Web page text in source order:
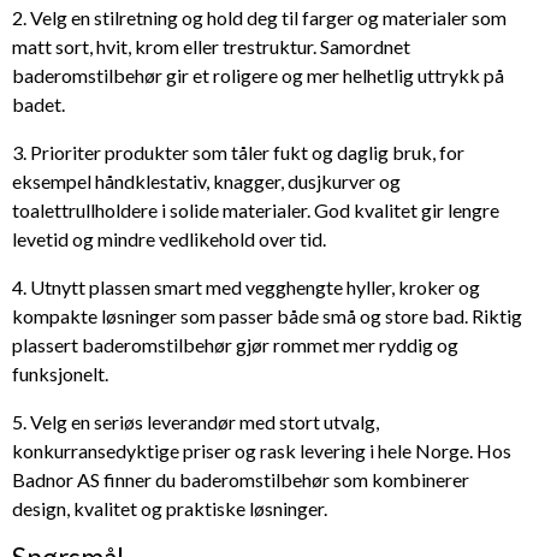
2. Velg en stilretning og hold deg til farger og materialer som
matt sort, hvit, krom eller trestruktur. Samordnet
baderomstilbehør gir et roligere og mer helhetlig uttrykk på
badet.
3. Prioriter produkter som tåler fukt og daglig bruk, for
eksempel håndklestativ, knagger, dusjkurver og
toalettrullholdere i solide materialer. God kvalitet gir lengre
levetid og mindre vedlikehold over tid.
4. Utnytt plassen smart med vegghengte hyller, kroker og
kompakte løsninger som passer både små og store bad. Riktig
plassert baderomstilbehør gjør rommet mer ryddig og
funksjonelt.
5. Velg en seriøs leverandør med stort utvalg,
konkurransedyktige priser og rask levering i hele Norge. Hos
Badnor AS finner du baderomstilbehør som kombinerer
design, kvalitet og praktiske løsninger.